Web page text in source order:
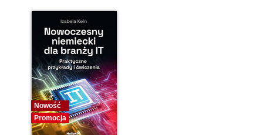
Nowość
Promocja